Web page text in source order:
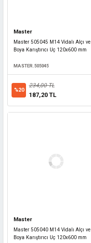
Master
Master 505045 M14 Vidalı Alçı ve
Boya Karıştırıcı Uç 120x600 mm
MASTER.505045
%20
234,00 TL
187,20 TL
Master
Master 505040 M14 Vidalı Alçı ve
Boya Karıştırıcı Uç 120x600 mm